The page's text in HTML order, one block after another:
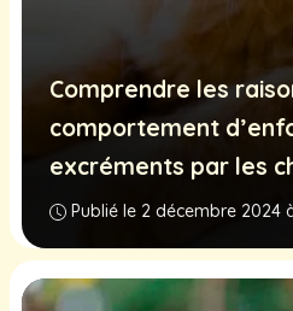
Comprendre les
comportement
excréments par les
Publié le 2 décembre 2024